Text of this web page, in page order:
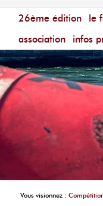
Menu principal
aller au contenu
aller au contenu
26ème édition le
association
infos
Vous visionnez :